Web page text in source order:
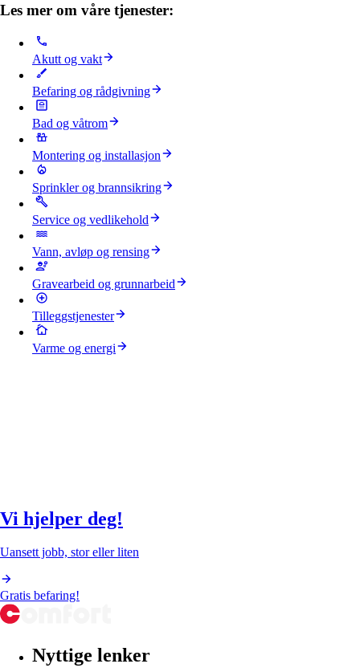
Les mer om våre tjenester:
Akutt og vakt
Befaring og rådgivning
Bad og våtrom
Montering og installasjon
Sprinkler og brannsikring
Service og vedlikehold
Vann, avløp og rensing
Gravearbeid og grunnarbeid
Tilleggstjenester
Varme og energi
Vi hjelper deg!
Uansett jobb, stor eller liten
Gratis befaring!
Nyttige lenker